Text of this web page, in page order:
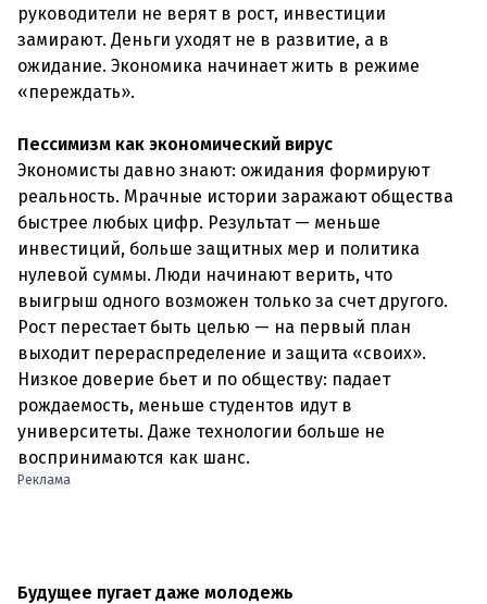
руководители не верят в рост, инвестиции
замирают. Деньги уходят не в развитие, а в
ожидание. Экономика начинает жить в режиме
«переждать».
Пессимизм как экономический вирус
Экономисты давно знают: ожидания формируют
реальность. Мрачные истории заражают общества
быстрее любых цифр. Результат — меньше
инвестиций, больше защитных мер и политика
нулевой суммы. Люди начинают верить, что
выигрыш одного возможен только за счет другого.
Рост перестает быть целью — на первый план
выходит перераспределение и защита «своих».
Низкое доверие бьет и по обществу: падает
рождаемость, меньше студентов идут в
университеты. Даже технологии больше не
воспринимаются как шанс.
Реклама
Будущее пугает даже молодежь